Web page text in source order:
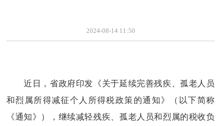
2024-08-14 11:50
近日，省政府印发《关于延续完善残疾、孤老人员
和烈属所得减征个人所得税政策的通知》（以下简称
《通知》），继续减轻残疾、孤老人员和烈属的税收负